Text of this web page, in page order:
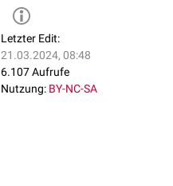
Letzter Edit:
21.03.2024, 08:48
6.107 Aufrufe
Nutzung: BY-NC-SA